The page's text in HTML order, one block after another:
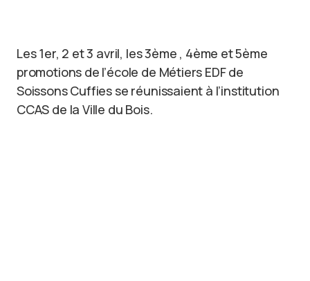
Les 1er, 2 et 3 avril, les 3ème , 4ème et 5ème
promotions de l’école de Métiers EDF de
Soissons Cuffies se réunissaient à l’institution
CCAS de la Ville du Bois.